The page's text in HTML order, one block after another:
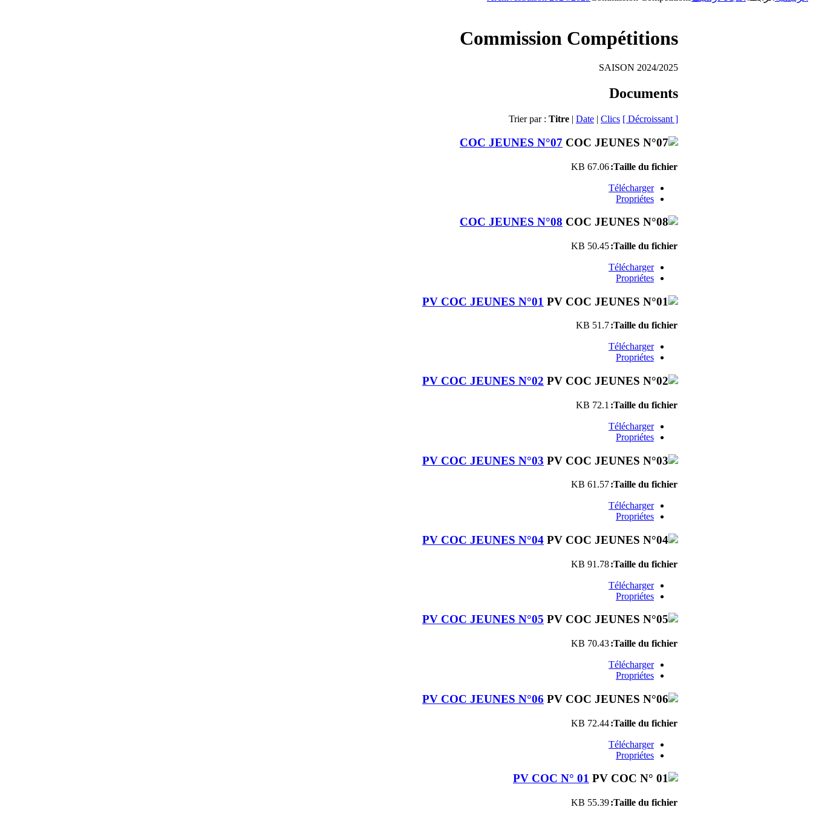
Commission Compétitions
SAISON 2024/2025
Documents
Trier par : Titre | Date | Clics [ Décroissant ]
COC JEUNES N°07
Taille du fichier:
67.06 KB
Télécharger
Propriétes
COC JEUNES N°08
Taille du fichier:
50.45 KB
Télécharger
Propriétes
PV COC JEUNES N°01
Taille du fichier:
51.7 KB
Télécharger
Propriétes
PV COC JEUNES N°02
Taille du fichier:
72.1 KB
Télécharger
Propriétes
PV COC JEUNES N°03
Taille du fichier:
61.57 KB
Télécharger
Propriétes
PV COC JEUNES N°04
Taille du fichier:
91.78 KB
Télécharger
Propriétes
PV COC JEUNES N°05
Taille du fichier:
70.43 KB
Télécharger
Propriétes
PV COC JEUNES N°06
Taille du fichier:
72.44 KB
Télécharger
Propriétes
PV COC N° 01
Taille du fichier:
55.39 KB